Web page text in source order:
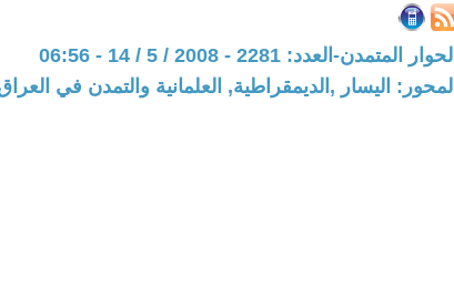
الحوار المتمدن-العدد: 2281 - 2008 / 5 / 14 - 06:56
المحور: اليسار ,الديمقراطية, العلمانية والتمدن في